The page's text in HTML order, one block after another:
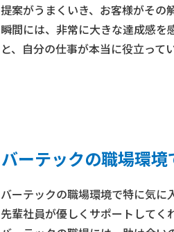
提案がうまくいき、お客様がその
瞬間には、非常に大きな達成感を
と、自分の仕事が本当に役立って
バーテックの職場環
バーテックの職場環境で特に気に
先輩社員が優しくサポートしてく